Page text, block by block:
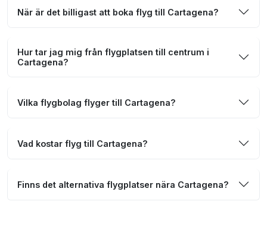
När är det billigast att boka flyg till Cartagena?
Hur tar jag mig från flygplatsen till centrum i
Cartagena?
Vilka flygbolag flyger till Cartagena?
Vad kostar flyg till Cartagena?
Finns det alternativa flygplatser nära Cartagena?